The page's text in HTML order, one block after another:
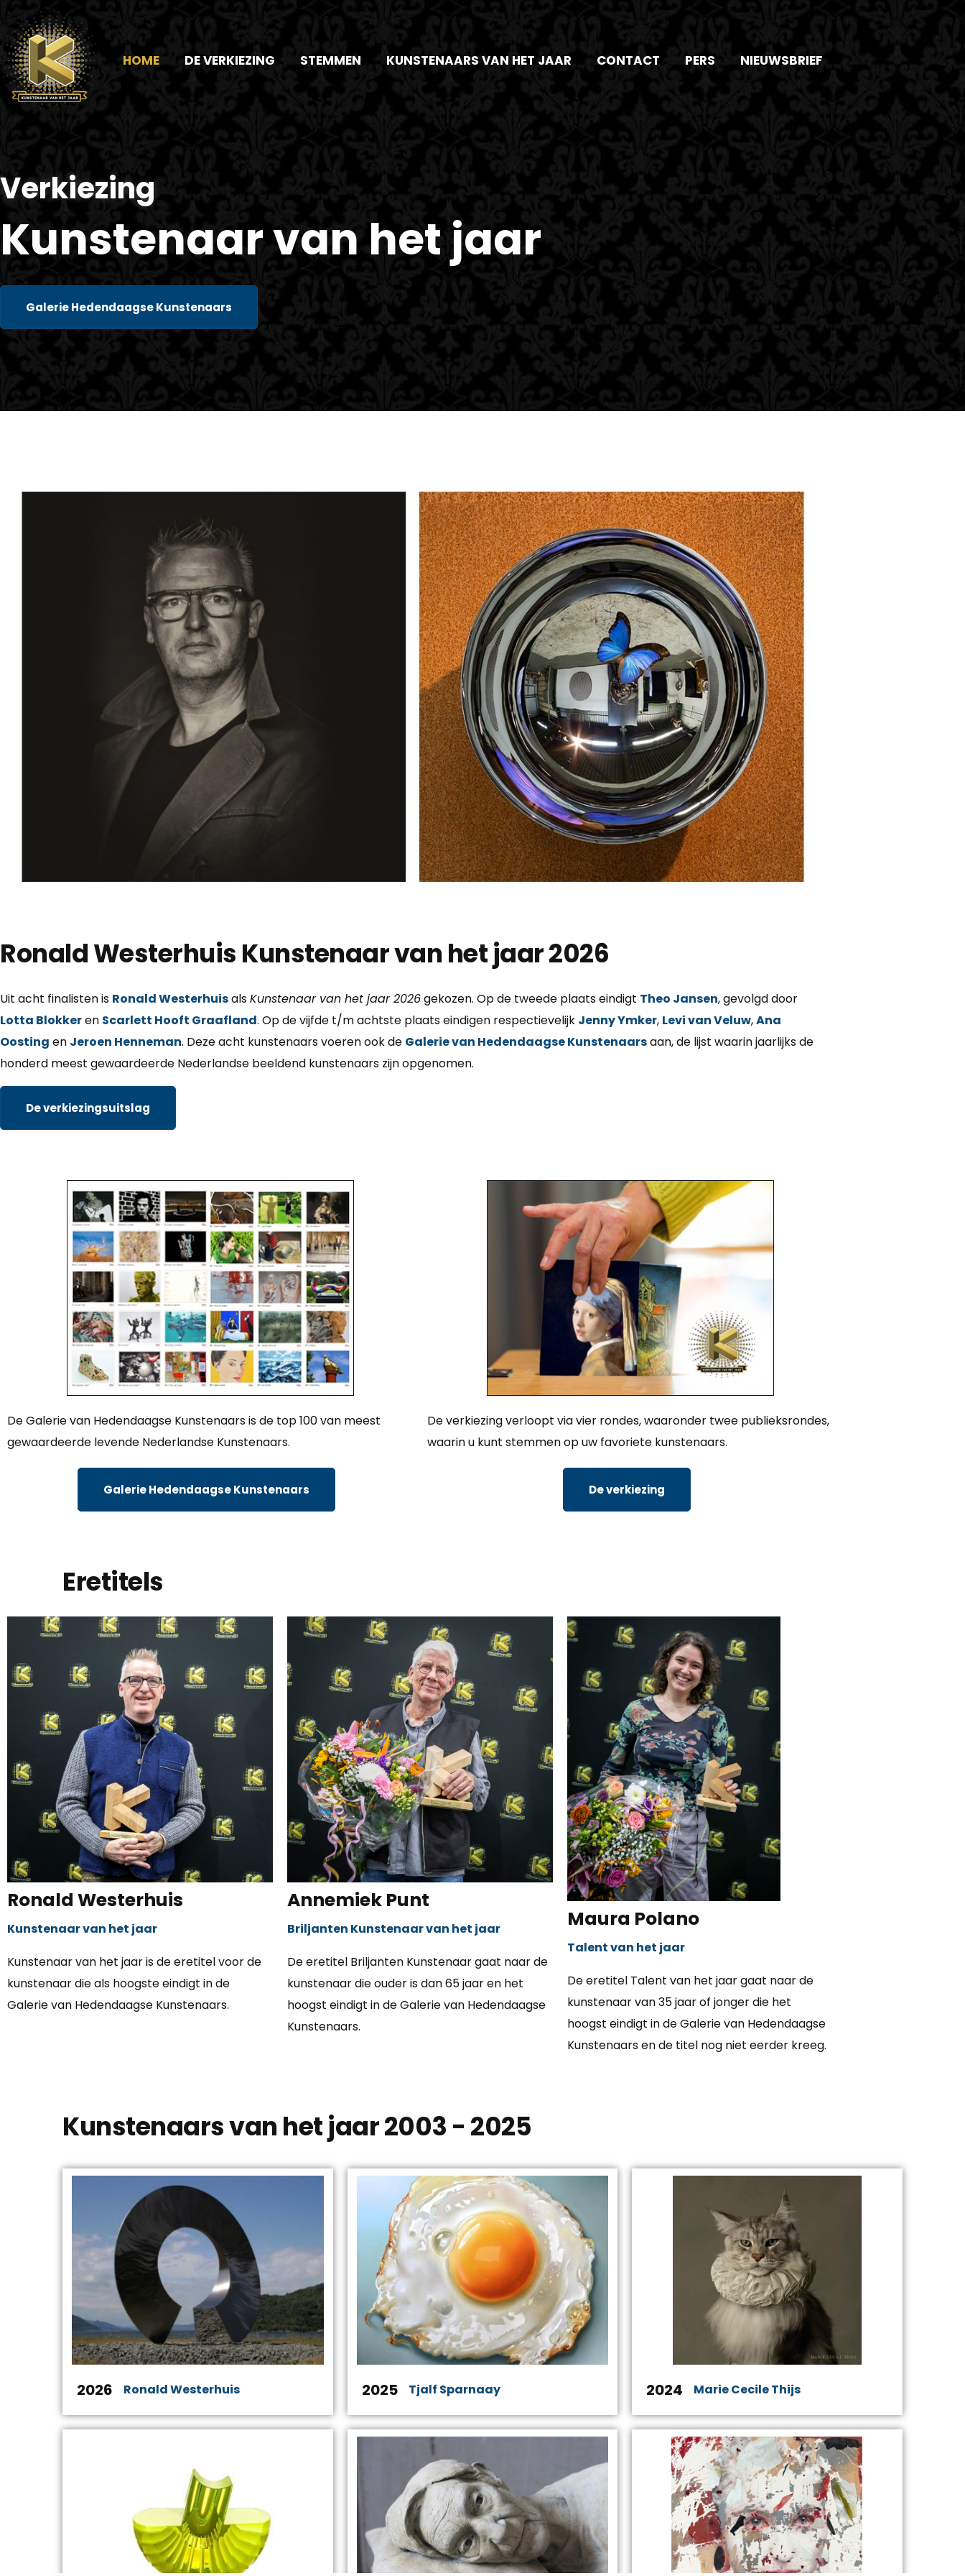
HOME DE VERKIEZING STEMMEN KUNSTENAARS VAN HET JAAR CONTACT PERS NIEUWSBRIEF
Verkiezing
Kunstenaar van het jaar
Galerie Hedendaagse Kunstenaars
Ronald Westerhuis Kunstenaar van het jaar 2026
Uit acht finalisten is Ronald WesterhuisalsKunstenaar van het jaar 2026gekozen. Op de tweede plaats eindigt Theo Jansen, gevolgd door
Lotta Blokkeren Scarlett Hooft Graafland. Op de vijfde t/m achtste plaats eindigen respectievelijk Jenny Ymker, Levi van Veluw,Ana
Oosting en Jeroen Henneman. Deze acht kunstenaars voeren ook de Galerie van Hedendaagse Kunstenaarsaan, de lijst waarin jaarlijks de
honderd meest gewaardeerde Nederlandse beeldend kunstenaars zijn opgenomen.
De verkiezingsuitslag
De Galerie van Hedendaagse Kunstenaars is de top 100 van meest
gewaardeerde levende Nederlandse Kunstenaars.
Galerie Hedendaagse Kunstenaars
De verkiezing verloopt via vier rondes, waaronder twee publieksrondes,
waarin u kunt stemmen op uw favoriete kunstenaars.
De verkiezing
Eretitels
Ronald Westerhuis
Kunstenaar van het jaar
Kunstenaar van het jaar is de eretitel voor de
kunstenaar die als hoogste eindigt in de
Galerie van Hedendaagse Kunstenaars.
Annemiek Punt
Briljanten Kunstenaar van het jaar
De eretitel Briljanten Kunstenaar gaat naar de
kunstenaar die ouder is dan 65 jaar en het
hoogst eindigt in de Galerie van Hedendaagse
Kunstenaars.
Maura Polano
Talent van het jaar
De eretitel Talent van het jaar gaat naar de
kunstenaar van 35 jaar of jonger die het
hoogst eindigt in de Galerie van Hedendaagse
Kunstenaars en de titel nog niet eerder kreeg.
Kunstenaars van het jaar 2003 - 2025
2026 Ronald Westerhuis 2025 Tjalf Sparnaay 2024 Marie Cecile Thijs